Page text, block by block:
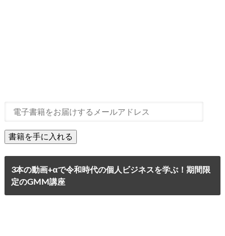
3本の動画+αで令和時代の個人ビジネスを学ぶ！期間限
定のGMM講座